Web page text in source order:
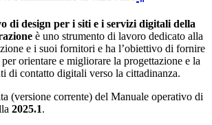
di design per i siti e i servizi digitali della
è uno strumento di lavoro dedicato alla
e i suoi fornitori e ha l’obiettivo di fornire
orientare e migliorare la progettazione e la
di contatto digitali verso la cittadinanza.
(versione corrente) del Manuale operativo di
2025.1.